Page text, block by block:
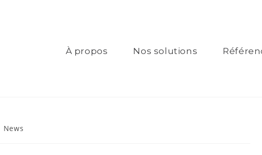
À propos Nos solutions
News